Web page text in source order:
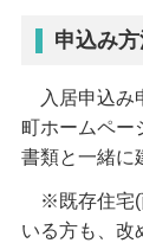
申込み
入居申込み
町ホームペー
書類と一緒に
※既存住宅(
いる方も、改